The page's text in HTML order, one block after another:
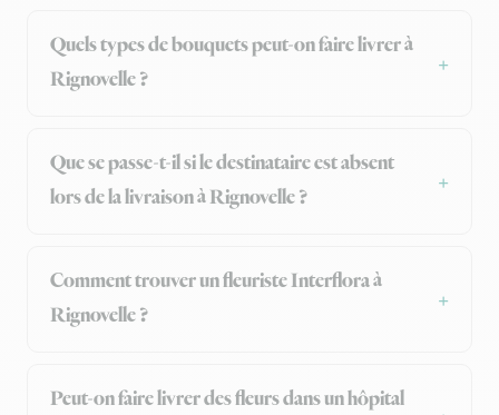
Quels types de bouquets peut-on faire livrer à
Rignovelle ?
Que se passe-t-il si le destinataire est absent
lors de la livraison à Rignovelle ?
Comment trouver un fleuriste Interflora à
Rignovelle ?
Peut-on faire livrer des fleurs dans un hôpital